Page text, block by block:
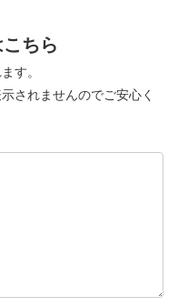
ちら
す。
されませんのでご安心く